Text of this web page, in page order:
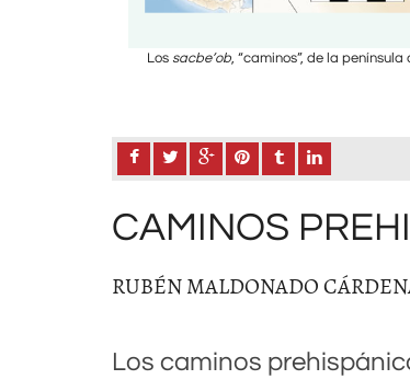
Los sacbe’ob, “caminos”, de la península
CAMINOS
RUBÉN MALDONADO
Los caminos